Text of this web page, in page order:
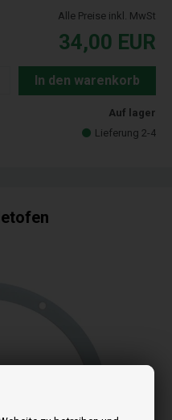
Alle Preise inkl. MwSt
34,00 EUR
In den warenkorb
Auf lager
Lieferung 2-4